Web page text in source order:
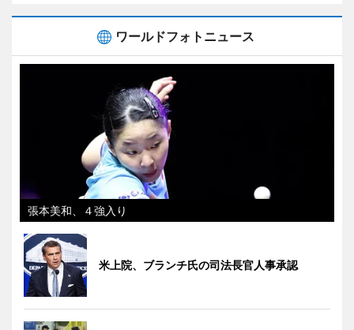
ワールドフォトニュース
張本美和、４強入り
米上院、ブランチ氏の司法長官人事承認